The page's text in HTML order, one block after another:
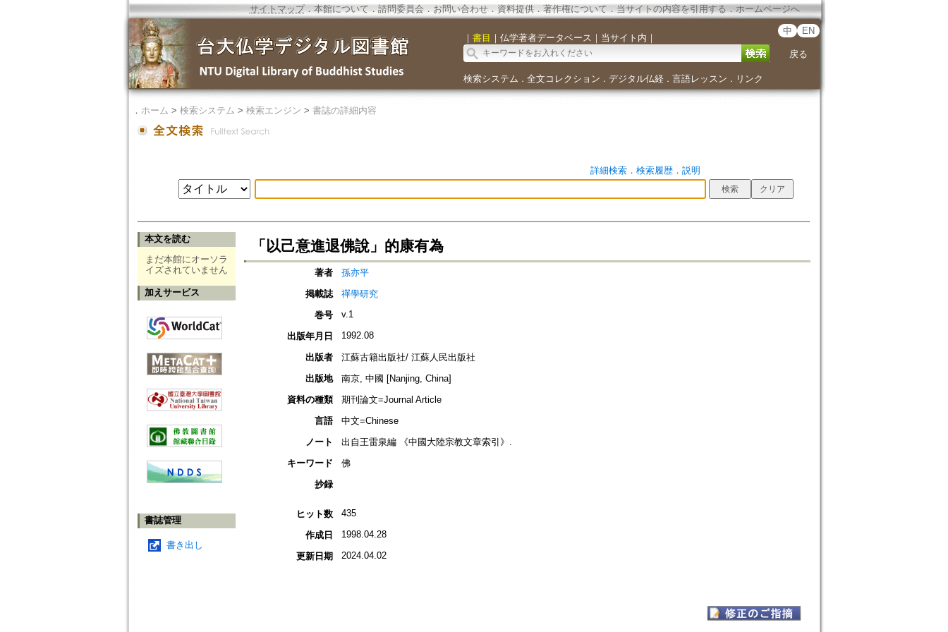
サイトマップ．本館について ． 諮問委員会． お問い合わせ． 資料提供． 著作権について．当サイトの内容を引用する ． ホームページへ
｜ 書目 ｜ 仏学著者データベース ｜ 当サイト内 ｜
中 EN
戻る
検索システム ． 全文コレクション ． デジタル仏経． 言語レッスン ． リンク
． ホーム > 検索システム > 検索エンジン > 書誌の詳細内容
詳細検索． 検索履歴． 説明
本文を読む
まだ本館にオーソラ
イズされていません
加えサービス
書誌管理
書き出し
「以己意進退佛說」的康有為
著者
孫亦平
掲載誌
禪學研究
巻号
v.1
出版年月日 1992.08
出版者
江蘇古籍出版社/ 江蘇人民出版社
出版地
南京, 中國 [Nanjing, China]
資料の種類
期刊論文=Journal Article
言語
中文=Chinese
ノート
出自王雷泉編 《中國大陸宗教文章索引》.
キーワード
佛
抄録
ヒット数 435
作成日 1998.04.28
更新日期 2024.04.02